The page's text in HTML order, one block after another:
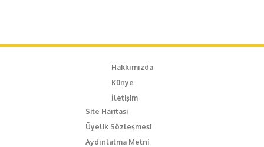
Hakkımızda
Künye
İletişim
Site Haritası
Üyelik Sözleşmesi
Aydınlatma Metni